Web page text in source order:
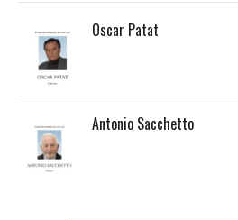
Oscar Patat
Antonio Sacchetto